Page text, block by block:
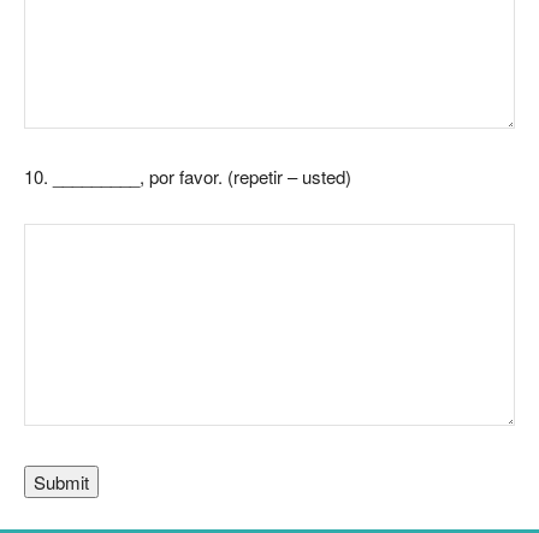
10. _________, por favor. (repetir – usted)